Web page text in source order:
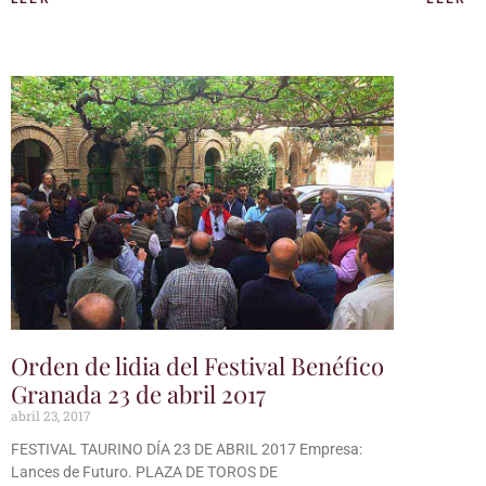
Orden de lidia del Festival Benéfico
Granada 23 de abril 2017
abril 23, 2017
FESTIVAL TAURINO DÍA 23 DE ABRIL 2017 Empresa:
Lances de Futuro. PLAZA DE TOROS DE